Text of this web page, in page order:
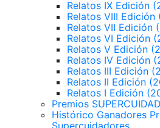
Relatos IX Edición
Relatos VIII Edición
Relatos VII Edición
Relatos VI Edición
Relatos V Edición
Relatos IV Edición
Relatos III Edición
Relatos II Edición
Relatos I Edición
Premios
Histórico Ganadores
Supercuidadores